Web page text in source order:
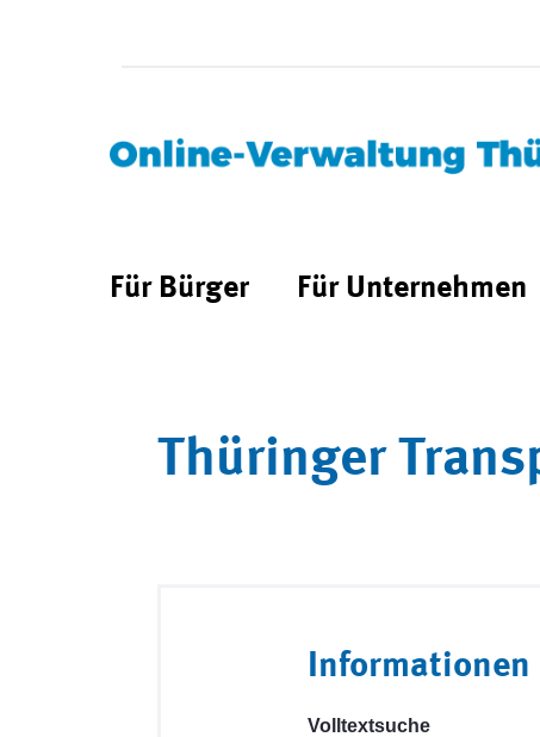
Für Bürger Für Unternehmen
Thüringer
Informationen
Volltextsuche